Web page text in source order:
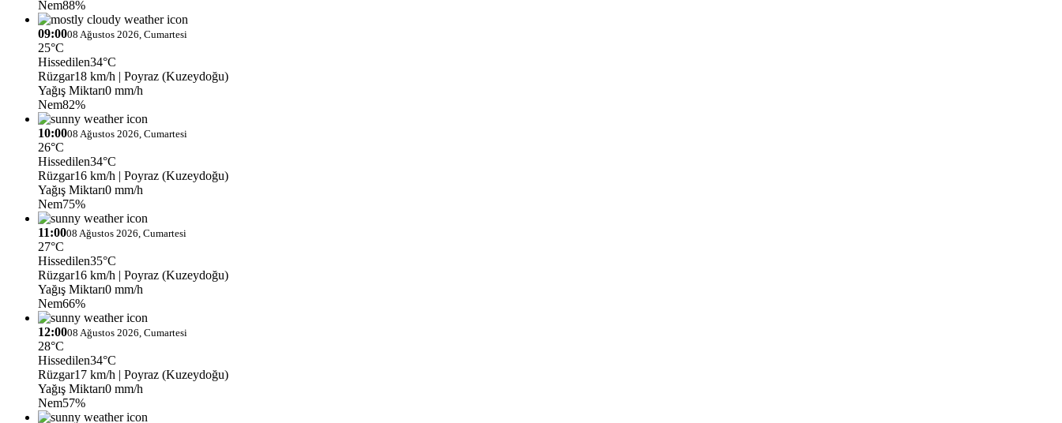
Nem88%
09:0008 Ağustos 2026, Cumartesi
25°C
Hissedilen34°C
Rüzgar18 km/h | Poyraz (Kuzeydoğu)
Yağış Miktarı0 mm/h
Nem82%
10:0008 Ağustos 2026, Cumartesi
26°C
Hissedilen34°C
Rüzgar16 km/h | Poyraz (Kuzeydoğu)
Yağış Miktarı0 mm/h
Nem75%
11:0008 Ağustos 2026, Cumartesi
27°C
Hissedilen35°C
Rüzgar16 km/h | Poyraz (Kuzeydoğu)
Yağış Miktarı0 mm/h
Nem66%
12:0008 Ağustos 2026, Cumartesi
28°C
Hissedilen34°C
Rüzgar17 km/h | Poyraz (Kuzeydoğu)
Yağış Miktarı0 mm/h
Nem57%